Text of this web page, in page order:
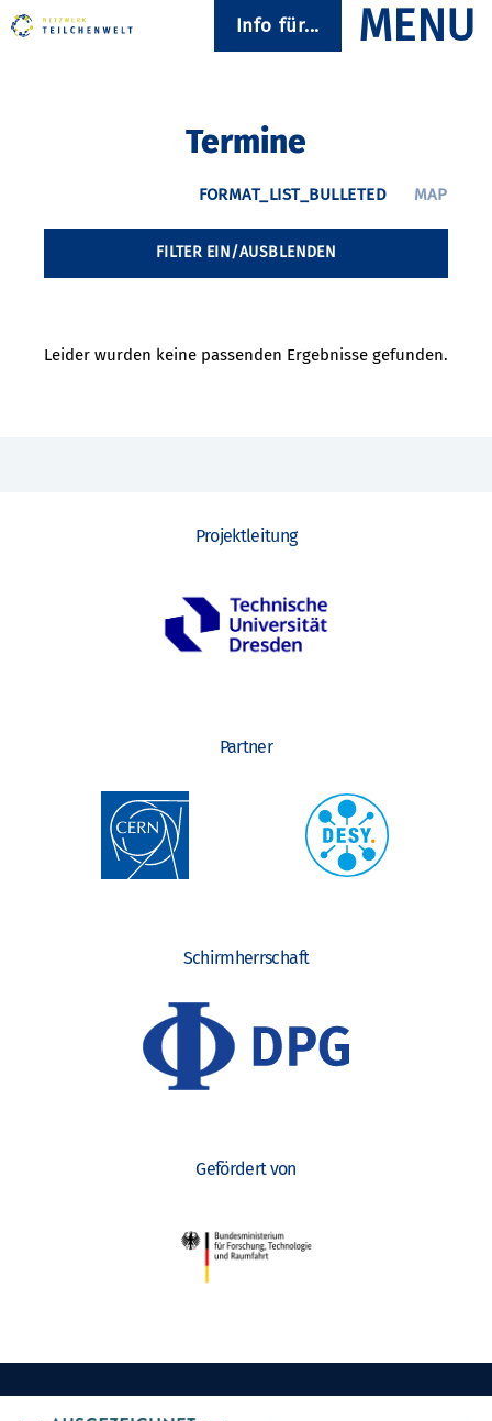
Info für...
Termine
FILTER EIN/AUSBLENDEN
Leider wurden keine passenden Ergebnisse gefunden.
Projektleitung
Partner
Schirmherrschaft
Gefördert von